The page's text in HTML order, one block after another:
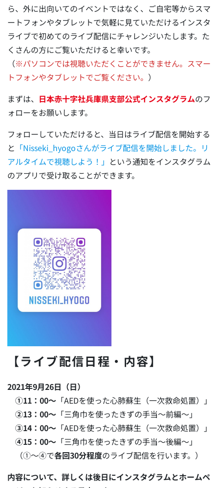
ら、外に出向いてのイベントではなく、ご自宅等からスマ
ートフォンやタブレットで気軽に見ていただけるインスタ
ライブで初めてのライブ配信にチャレンジいたします。た
くさんの方にご覧いただけると幸いです。
（※パソコンでは視聴いただくことができません。スマー
トフォンやタブレットでご覧ください。 ）
まずは、 日本赤十字社兵庫県支部公式インスタグラムのフ
ォローをお願いします。
フォローしていただけると、当日はライブ配信を開始する
と 「Nisseki_hyogoさんがライブ配信を開始しました。リ
アルタイムで視聴しよう！」 という通知をインスタグラム
のアプリで受け取ることができます。
【ライブ配信日程・内容】
2021年9月26日（日）
①11：00～ 「AEDを使った心肺蘇生（一次救命処置）」
②13：00～ 「三角巾を使ったきずの手当～前編～」
③14：00～ 「AEDを使った心肺蘇生（一次救命処置）」
④15：00～ 「三角巾を使ったきずの手当～後編～」
（①～④で各回30分程度のライブ配信を行います。）
内容について、詳しくは後日にインスタグラムとホームペ